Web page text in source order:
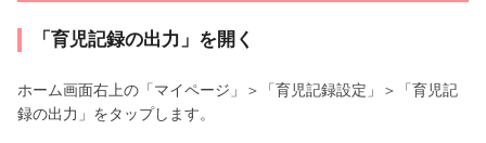
「育児記録の出力」を開く
ホーム画面右上の「マイページ」＞「育児記録設定」＞「育児記
録の出力」をタップします。